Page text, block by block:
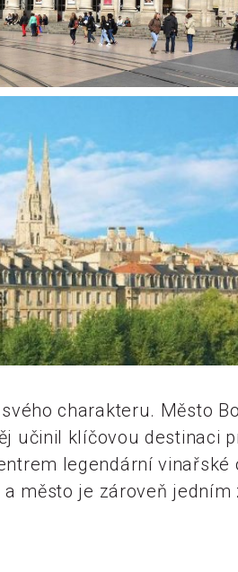
charakteru. Město
učinil klíčovou destinaci
legendární vinařské
město je zároveň jedním